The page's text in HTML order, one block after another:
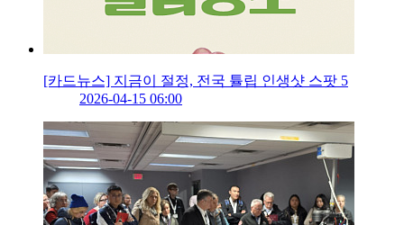
[카드뉴스] 지금이 절정, 전국 튤립 인생샷 스팟 5
2026-04-15 06:00